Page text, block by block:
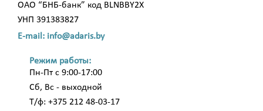
ОАО “БНБ-банк” код BLNBBY2X
УНП 391383827
E-mail: info@adaris.by
Режим работы:
Пн-Пт с 9:00-17:00
Сб, Вс - выходной
Т/ф: +375 212 48-03-17